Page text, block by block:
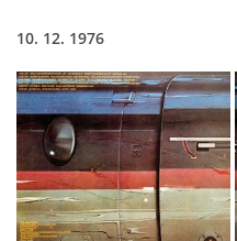
HISTORIE - ...PO BEATLES
NÁSTROJE - LENNON
NÁSTROJE - LENNON II
10. 12. 1976